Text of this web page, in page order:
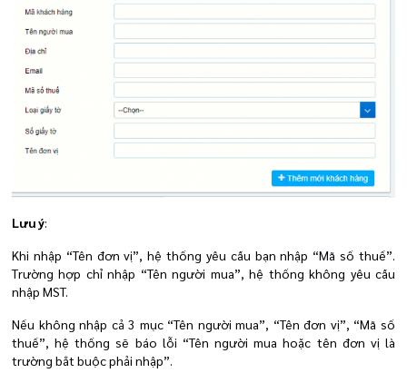
Lưu ý:
Khi nhập “Tên đơn vị”, hệ thống yêu cầu bạn nhập “Mã số thuế”.
Trường hợp chỉ nhập “Tên người mua”, hệ thống không yêu cầu
nhập MST.
Nếu không nhập cả 3 mục “Tên người mua”, “Tên đơn vị”, “Mã số
thuế”, hệ thống sẽ báo lỗi “Tên người mua hoặc tên đơn vị là
trường bắt buộc phải nhập”.